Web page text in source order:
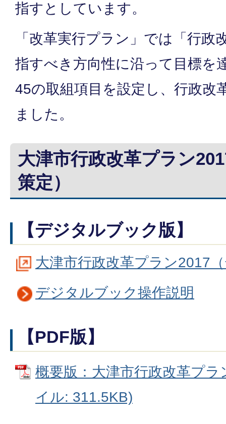
指すとしています。
「改革実行プラン」では「行政
指すべき方向性に沿って目標を
45の取組項目を設定し、行政改
ました。
大津市行政改革プラン
策定）
【デジタルブック版】
大津市行政改革プラン2017
デジタルブック操作説明
【PDF版】
概要版：大津市行政改革プ
イル: 311.5KB)